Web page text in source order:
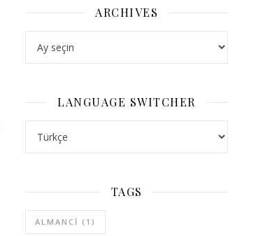
ARCHIVES
LANGUAGE SWITCHER
TAGS
ALMANCI (1)